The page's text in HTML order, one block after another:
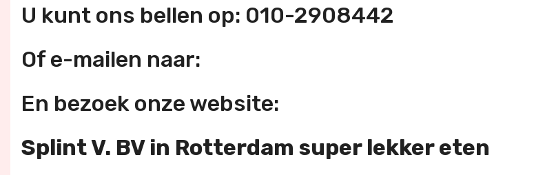
U kunt ons bellen op: 010-2908442
Of e-mailen naar:
En bezoek onze website:
Splint V. BV in Rotterdam super lekker eten